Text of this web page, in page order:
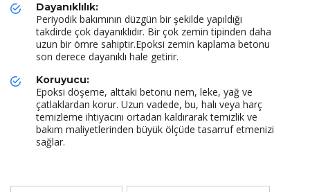
Dayanıklılık:
Periyodik bakımının düzgün bir şekilde yapıldığı
takdirde çok dayanıklıdır. Bir çok zemin tipinden daha
uzun bir ömre sahiptir.Epoksi zemin kaplama betonu
son derece dayanıklı hale getirir.
Koruyucu:
Epoksi döşeme, alttaki betonu nem, leke, yağ ve
çatlaklardan korur. Uzun vadede, bu, halı veya harç
temizleme ihtiyacını ortadan kaldırarak temizlik ve
bakım maliyetlerinden büyük ölçüde tasarruf etmenizi
sağlar.